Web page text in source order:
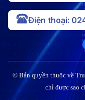
Điện thoại:
© Bản quyền thuộc về
chỉ được sao